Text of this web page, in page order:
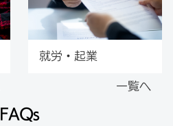
就労・起業
一覧へ
FAQs